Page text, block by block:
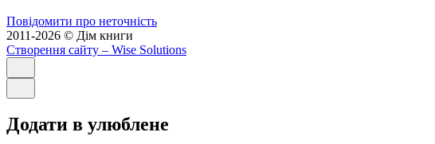
Повідомити про неточність
2011-2026 © Дім книги
Створення сайту – Wise Solutions
Додати в улюблене